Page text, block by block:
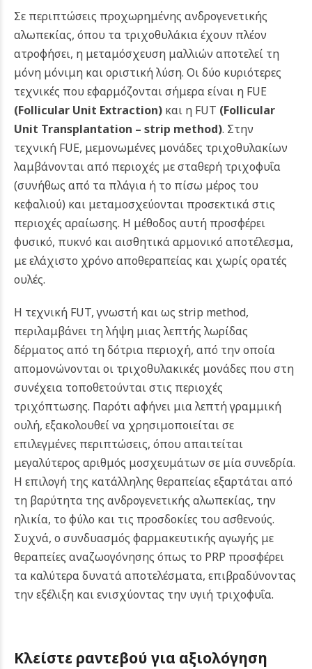
Σε περιπτώσεις προχωρημένης ανδρογενετικής
αλωπεκίας, όπου τα τριχοθυλάκια έχουν πλέον
ατροφήσει, η μεταμόσχευση μαλλιών αποτελεί τη
μόνη μόνιμη και οριστική λύση. Οι δύο κυριότερες
τεχνικές που εφαρμόζονται σήμερα είναι η FUE
(Follicular Unit Extraction) και η FUT (Follicular
Unit Transplantation – strip method). Στην
τεχνική FUE, μεμονωμένες μονάδες τριχοθυλακίων
λαμβάνονται από περιοχές με σταθερή τριχοφυΐα
(συνήθως από τα πλάγια ή το πίσω μέρος του
κεφαλιού) και μεταμοσχεύονται προσεκτικά στις
περιοχές αραίωσης. Η μέθοδος αυτή προσφέρει
φυσικό, πυκνό και αισθητικά αρμονικό αποτέλεσμα,
με ελάχιστο χρόνο αποθεραπείας και χωρίς ορατές
ουλές.
Η τεχνική FUT, γνωστή και ως strip method,
περιλαμβάνει τη λήψη μιας λεπτής λωρίδας
δέρματος από τη δότρια περιοχή, από την οποία
απομονώνονται οι τριχοθυλακικές μονάδες που στη
συνέχεια τοποθετούνται στις περιοχές
τριχόπτωσης. Παρότι αφήνει μια λεπτή γραμμική
ουλή, εξακολουθεί να χρησιμοποιείται σε
επιλεγμένες περιπτώσεις, όπου απαιτείται
μεγαλύτερος αριθμός μοσχευμάτων σε μία συνεδρία.
Η επιλογή της κατάλληλης θεραπείας εξαρτάται από
τη βαρύτητα της ανδρογενετικής αλωπεκίας, την
ηλικία, το φύλο και τις προσδοκίες του ασθενούς.
Συχνά, ο συνδυασμός φαρμακευτικής αγωγής με
θεραπείες αναζωογόνησης όπως το PRP προσφέρει
τα καλύτερα δυνατά αποτελέσματα, επιβραδύνοντας
την εξέλιξη και ενισχύοντας την υγιή τριχοφυΐα.
Κλείστε ραντεβού για αξιολόγηση